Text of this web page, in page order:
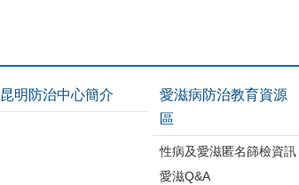
昆明防治中心簡介
愛滋病防治教育資源
區
性病及愛滋匿名篩檢資訊
愛滋Q&A